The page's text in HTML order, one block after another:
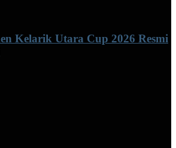
Kelarik Utara Cup 2026 Resmi